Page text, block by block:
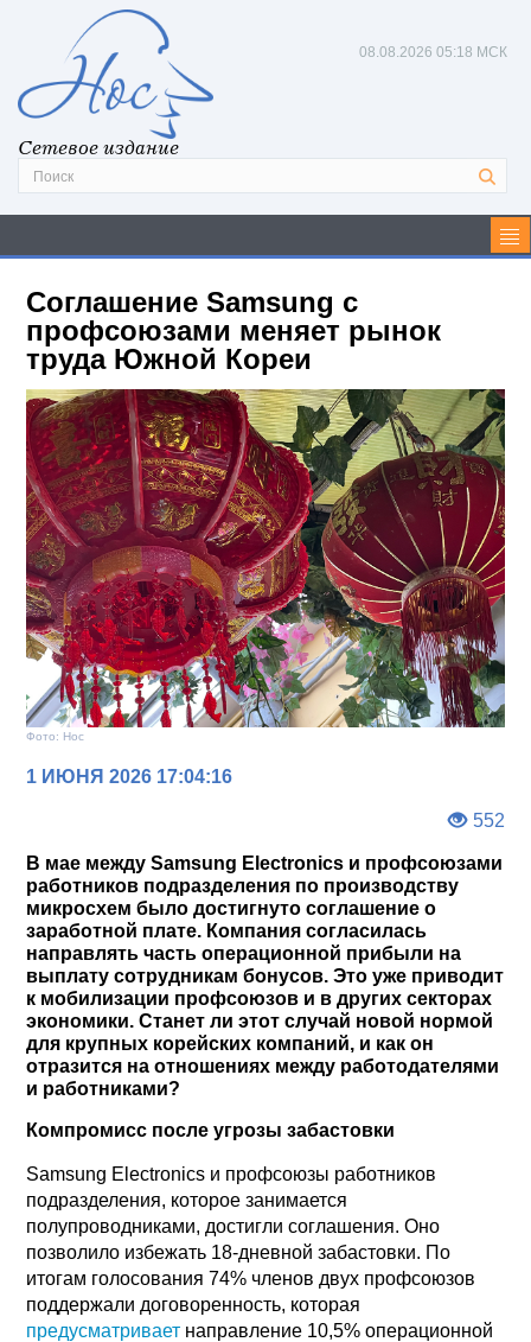
Сетевое издание
08.08.2026 05:18 МСК
Соглашение Samsung с
профсоюзами меняет рынок
труда Южной Кореи
Фото: Нос
1 ИЮНЯ 2026 17:04:16
552
В мае между Samsung Electronics и профсоюзами
работников подразделения по производству
микросхем было достигнуто соглашение о
заработной плате. Компания согласилась
направлять часть операционной прибыли на
выплату сотрудникам бонусов. Это уже приводит
к мобилизации профсоюзов и в других секторах
экономики. Станет ли этот случай новой нормой
для крупных корейских компаний, и как он
отразится на отношениях между работодателями
и работниками?
Компромисс после угрозы забастовки
Samsung Electronics и профсоюзы работников
подразделения, которое занимается
полупроводниками, достигли соглашения. Оно
позволило избежать 18-дневной забастовки. По
итогам голосования 74% членов двух профсоюзов
поддержали договоренность, которая
предусматривает направление 10,5% операционной